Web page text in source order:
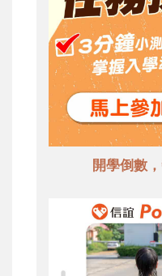
開學倒數